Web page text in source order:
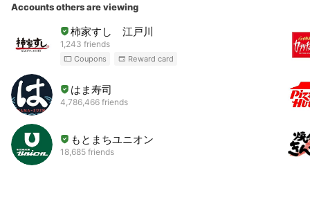
Accounts others are viewing
柿家すし 江戸川
1,243 friends
Coupons Reward card
はま寿司
4,786,466 friends
もとまちユニオン
18,685 friends